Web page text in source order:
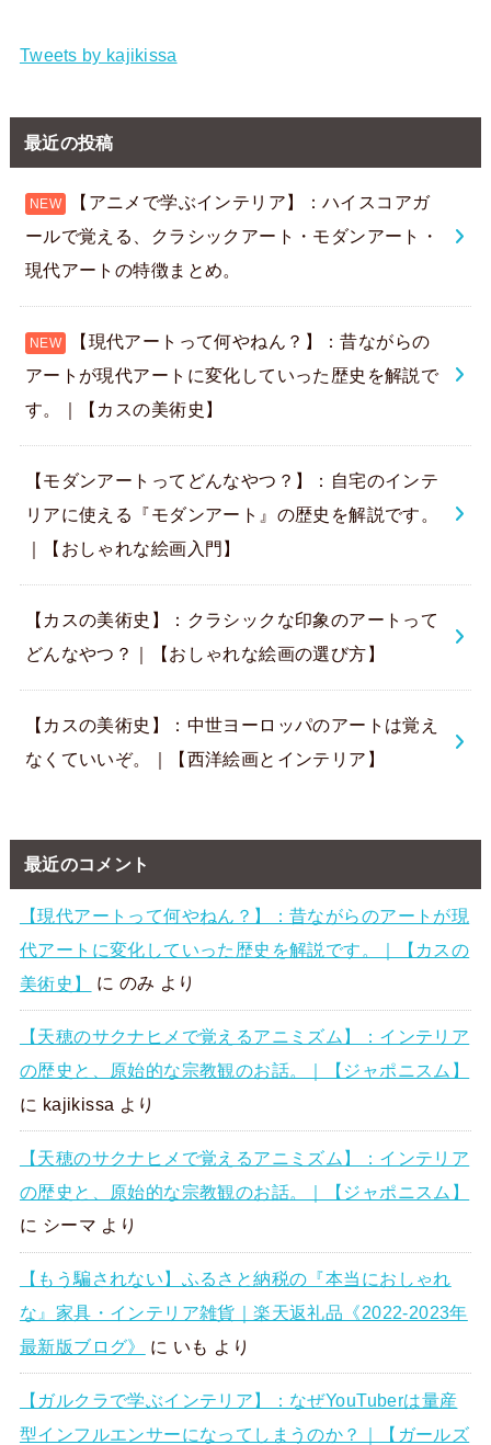
Tweets by kajikissa
最近の投稿
【アニメで学ぶインテリア】：ハイスコアガ
ールで覚える、クラシックアート・モダンアート・
現代アートの特徴まとめ。
【現代アートって何やねん？】：昔ながらの
アートが現代アートに変化していった歴史を解説で
す。｜【カスの美術史】
【モダンアートってどんなやつ？】：自宅のインテ
リアに使える『モダンアート』の歴史を解説です。
｜【おしゃれな絵画入門】
【カスの美術史】：クラシックな印象のアートって
どんなやつ？｜【おしゃれな絵画の選び方】
【カスの美術史】：中世ヨーロッパのアートは覚え
なくていいぞ。｜【西洋絵画とインテリア】
最近のコメント
【現代アートって何やねん？】：昔ながらのアートが現
代アートに変化していった歴史を解説です。｜【カスの
美術史】
に のみ より
【天穂のサクナヒメで覚えるアニミズム】：インテリア
の歴史と、原始的な宗教観のお話。｜【ジャポニスム】
に kajikissa より
【天穂のサクナヒメで覚えるアニミズム】：インテリア
の歴史と、原始的な宗教観のお話。｜【ジャポニスム】
に シーマ より
【もう騙されない】ふるさと納税の『本当におしゃれ
な』家具・インテリア雑貨｜楽天返礼品《2022-2023年
最新版ブログ》
に いも より
【ガルクラで学ぶインテリア】：なぜYouTuberは量産
型インフルエンサーになってしまうのか？｜【ガールズ